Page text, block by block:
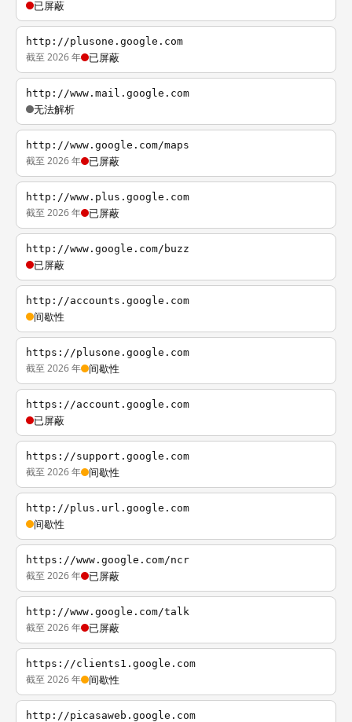
已屏蔽
http://plusone.google.com
截至 2026 年 已屏蔽
http://www.mail.google.com
无法解析
http://www.google.com/maps
截至 2026 年 已屏蔽
http://www.plus.google.com
截至 2026 年 已屏蔽
http://www.google.com/buzz
已屏蔽
http://accounts.google.com
间歇性
https://plusone.google.com
截至 2026 年 间歇性
https://account.google.com
已屏蔽
https://support.google.com
截至 2026 年 间歇性
http://plus.url.google.com
间歇性
https://www.google.com/ncr
截至 2026 年 已屏蔽
http://www.google.com/talk
截至 2026 年 已屏蔽
https://clients1.google.com
截至 2026 年 间歇性
http://picasaweb.google.com